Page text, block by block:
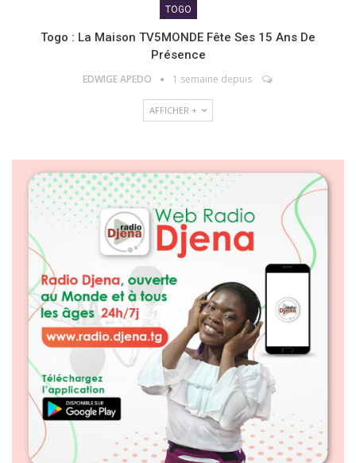
TOGO
Togo : La Maison TV5MONDE Fête Ses 15 Ans De
Présence
EDWIGE APEDO 1 semaine depuis
AFFICHER +